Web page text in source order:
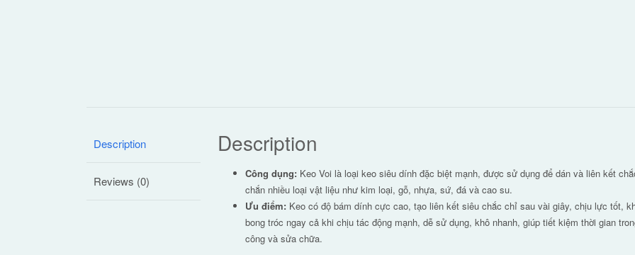
Description
Reviews (0)
Description
Công dụng: Keo Voi là loại keo siêu dính đặc biệt mạnh, được sử dụng để dán và liên kết
chắn nhiều loại vật liệu như kim loại, gỗ, nhựa, sứ, đá và cao su.
Ưu điểm: Keo có độ bám dính cực cao, tạo liên kết siêu chắc chỉ sau vài giây, chịu lực tốt,
bong tróc ngay cả khi chịu tác động mạnh, dễ sử dụng, khô nhanh, giúp tiết kiệm thời gian
công và sửa chữa.